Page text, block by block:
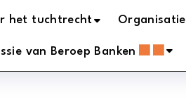
het tuchtrecht Organisatie
van Beroep Banken